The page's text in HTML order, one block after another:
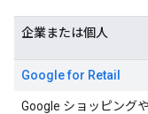
企業または個人
Google for Retail
Google ショッピング